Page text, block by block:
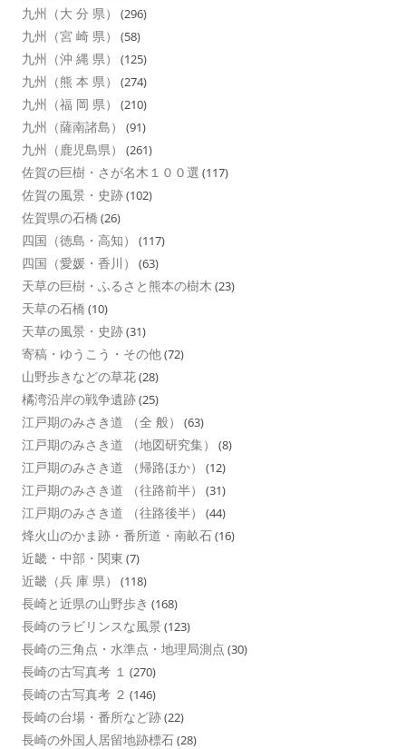
九州（大 分 県） (296)
九州（宮 崎 県） (58)
九州（沖 縄 県） (125)
九州（熊 本 県） (274)
九州（福 岡 県） (210)
九州（薩南諸島） (91)
九州（鹿児島県） (261)
佐賀の巨樹・さが名木１００選 (117)
佐賀の風景・史跡(102)
佐賀県の石橋 (26)
四国（徳島・高知） (117)
四国（愛媛・香川） (63)
天草の巨樹・ふるさと熊本の樹木 (23)
天草の石橋 (10)
天草の風景・史跡(31)
寄稿・ゆうこう・その他(72)
山野歩きなどの草花(28)
橘湾沿岸の戦争遺跡(25)
江戸期のみさき道 （全 般） (63)
江戸期のみさき道 （地図研究集） (8)
江戸期のみさき道 （帰路ほか） (12)
江戸期のみさき道 （往路前半） (31)
江戸期のみさき道 （往路後半） (44)
烽火山のかま跡・番所道・南畝石(16)
近畿・中部・関東 (7)
近畿（兵 庫 県） (118)
長崎と近県の山野歩き (168)
長崎のラビリンスな風景 (123)
長崎の三角点・水準点・地理局測点 (30)
長崎の古写真考 １ (270)
長崎の古写真考 ２ (146)
長崎の台場・番所など跡(22)
長崎の外国人居留地跡標石(28)